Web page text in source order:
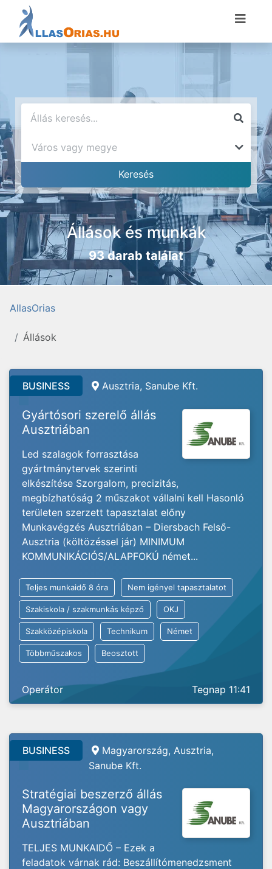
Állások és munkák
93 darab találat
AllasOrias
Állások
BUSINESS Ausztria, Sanube Kft.
Gyártósori szerelő állás
Ausztriában
Led szalagok forrasztása
gyártmánytervek szerinti
elkészítése Szorgalom, precizitás,
megbízhatóság 2 műszakot vállalni kell Hasonló
területen szerzett tapasztalat előny
Munkavégzés Ausztriában – Diersbach Felső-
Ausztria (költözéssel jár) MINIMUM
KOMMUNIKÁCIÓS/ALAPFOKÚ német...
Teljes munkaidő 8 óra Nem igényel tapasztalatot
Szakiskola / szakmunkás képző OKJ
Szakközépiskola Technikum Német
Többműszakos Beosztott
Operátor Tegnap 11:41
BUSINESS
Magyarország, Ausztria,
Sanube Kft.
Stratégiai beszerző állás
Magyarországon vagy
Ausztriában
TELJES MUNKAIDŐ – Ezek a
feladatok várnak rád: Beszállítómenedzsment